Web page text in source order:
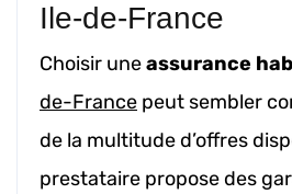
Ile-de-France
Choisir uneassurance
de-France peut sembler
de la multitude d’offres
prestataire propose des